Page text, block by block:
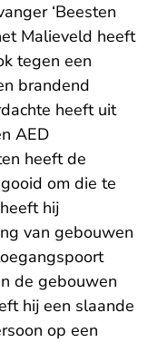
‘Beesten
Malieveld heeft
tegen een
brandend
heeft uit
AED
heeft de
om die te
hij
van gebouwen
de gebouwen
hij een slaande
op een